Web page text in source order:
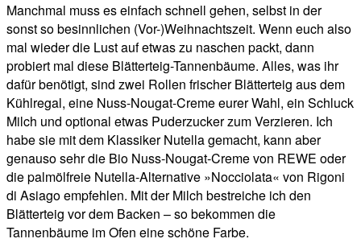
Manchmal muss es einfach schnell gehen, selbst in der
sonst so besinnlichen (Vor-)Weihnachtszeit. Wenn euch also
mal wieder die Lust auf etwas zu naschen packt, dann
probiert mal diese Blätterteig-Tannenbäume. Alles, was ihr
dafür benötigt, sind zwei Rollen frischer Blätterteig aus dem
Kühlregal, eine Nuss-Nougat-Creme eurer Wahl, ein Schluck
Milch und optional etwas Puderzucker zum Verzieren. Ich
habe sie mit dem Klassiker Nutella gemacht, kann aber
genauso sehr die Bio Nuss-Nougat-Creme von REWE oder
die palmölfreie Nutella-Alternative »Nocciolata« von Rigoni
di Asiago empfehlen. Mit der Milch bestreiche ich den
Blätterteig vor dem Backen – so bekommen die
Tannenbäume im Ofen eine schöne Farbe.